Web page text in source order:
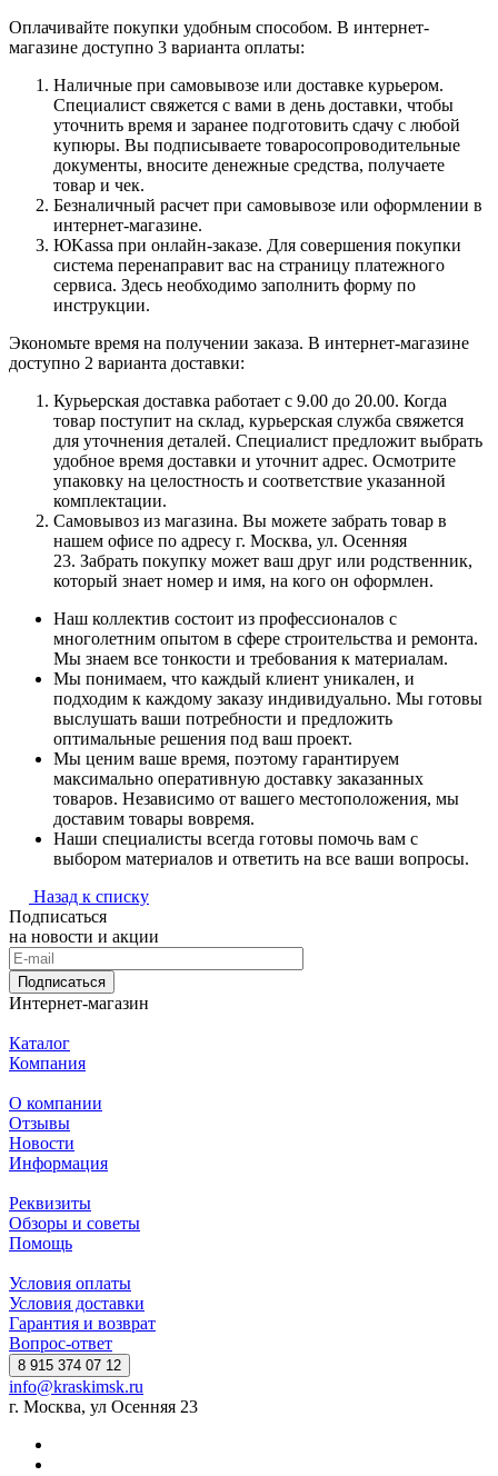
Оплачивайте покупки удобным способом. В интернет-
магазине доступно 3 варианта оплаты:
Наличные при самовывозе или доставке курьером.
Специалист свяжется с вами в день доставки, чтобы
уточнить время и заранее подготовить сдачу с любой
купюры. Вы подписываете товаросопроводительные
документы, вносите денежные средства, получаете
товар и чек.
Безналичный расчет при самовывозе или оформлении в
интернет-магазине.
ЮKassa при онлайн-заказе. Для совершения покупки
система перенаправит вас на страницу платежного
сервиса. Здесь необходимо заполнить форму по
инструкции.
Экономьте время на получении заказа. В интернет-магазине
доступно 2 варианта доставки:
Курьерская доставка работает с 9.00 до 20.00. Когда
товар поступит на склад, курьерская служба свяжется
для уточнения деталей. Специалист предложит выбрать
удобное время доставки и уточнит адрес. Осмотрите
упаковку на целостность и соответствие указанной
комплектации.
Самовывоз из магазина. Вы можете забрать товар в
нашем офисе по адресу г. Москва, ул. Осенняя
23. Забрать покупку может ваш друг или родственник,
который знает номер и имя, на кого он оформлен.
Наш коллектив состоит из профессионалов с
многолетним опытом в сфере строительства и ремонта.
Мы знаем все тонкости и требования к материалам.
Мы понимаем, что каждый клиент уникален, и
подходим к каждому заказу индивидуально. Мы готовы
выслушать ваши потребности и предложить
оптимальные решения под ваш проект.
Мы ценим ваше время, поэтому гарантируем
максимально оперативную доставку заказанных
товаров. Независимо от вашего местоположения, мы
доставим товары вовремя.
Наши специалисты всегда готовы помочь вам с
выбором материалов и ответить на все ваши вопросы.
Назад к списку
Подписаться
на новости и акции
Подписаться
Интернет-магазин
Каталог
Компания
О компании
Отзывы
Новости
Информация
Реквизиты
Обзоры и советы
Помощь
Условия оплаты
Условия доставки
Гарантия и возврат
Вопрос-ответ
8 915 374 07 12
info@kraskimsk.ru
г. Москва, ул Осенняя 23